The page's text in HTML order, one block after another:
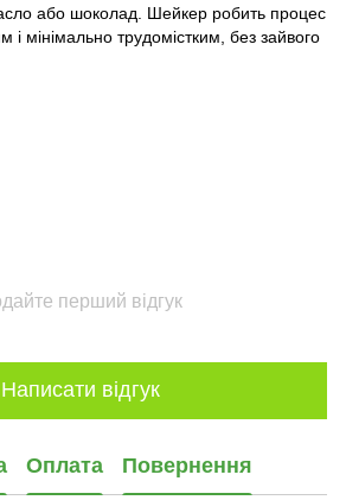
або шоколад. Шейкер робить процес
і мінімально трудомістким, без зайвого
перший відгук
Написати відгук
Оплата Повернення